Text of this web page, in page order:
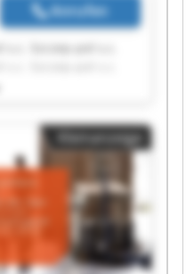
Anrufen
s.c. Szczep-pol s.c.
s.c. Szczep-pol s.c.
Szczep-pol s.c.
s.c.
Kleinanzeige